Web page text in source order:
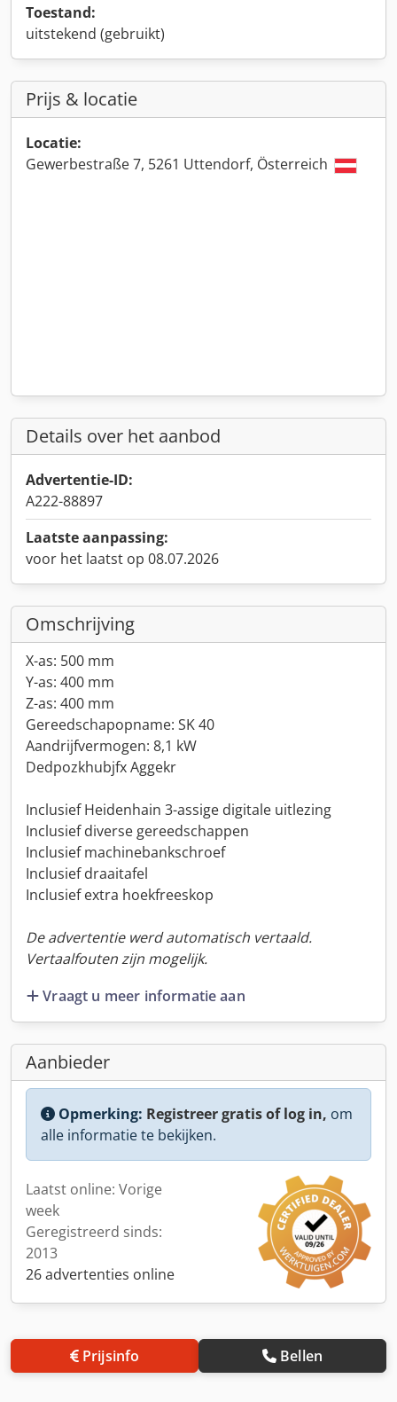
Toestand:
uitstekend (gebruikt)
Prijs & locatie
Locatie:
Gewerbestraße 7, 5261 Uttendorf, Österreich
Details over het aanbod
Advertentie-ID:
A222-88897
Laatste aanpassing:
voor het laatst op 08.07.2026
Omschrijving
X-as: 500 mm
Y-as: 400 mm
Z-as: 400 mm
Gereedschapopname: SK 40
Aandrijfvermogen: 8,1 kW
Dedpozkhubjfx Aggekr
Inclusief Heidenhain 3-assige digitale uitlezing
Inclusief diverse gereedschappen
Inclusief machinebankschroef
Inclusief draaitafel
Inclusief extra hoekfreeskop
De advertentie werd automatisch vertaald.
Vertaalfouten zijn mogelijk.
Vraagt u meer informatie aan
Aanbieder
Opmerking: Registreer gratis of log in, om
alle informatie te bekijken.
Laatst online: Vorige
week
Geregistreerd sinds:
2013
26 advertenties online
Prijsinfo Bellen